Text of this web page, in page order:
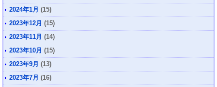
2024年1月 (15)
2023年12月 (15)
2023年11月 (14)
2023年10月 (15)
2023年9月 (13)
2023年7月 (16)